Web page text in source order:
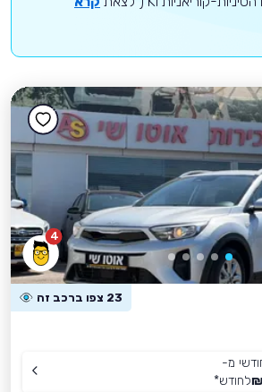
4
23 צפו ברכב זה
מ-
₪לחודש*